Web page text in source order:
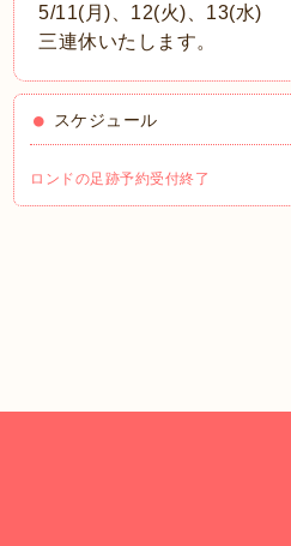
5/11(月)、12(火)、13(水)
三連休いたします。
スケジュール
ロンドの足跡予約受付終了